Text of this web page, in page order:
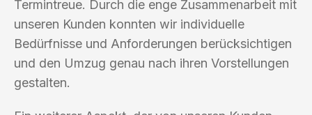
Termintreue. Durch die enge Zusammenarbeit mit
unseren Kunden konnten wir individuelle
Bedürfnisse und Anforderungen berücksichtigen
und den Umzug genau nach ihren Vorstellungen
gestalten.